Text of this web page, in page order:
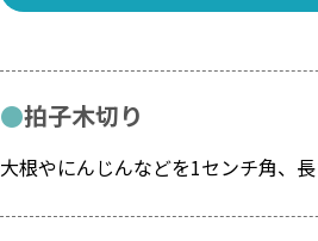
拍子木切り
大根やにんじんなどを1センチ角、